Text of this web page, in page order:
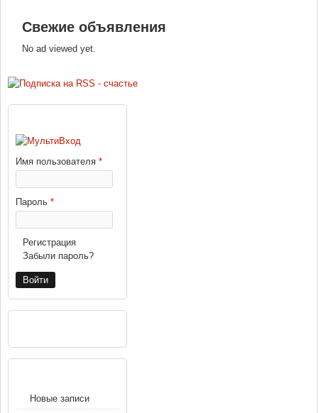
Свежие объявления
No ad viewed yet.
Имя пользователя *
Пароль *
Регистрация
Забыли пароль?
Новые записи